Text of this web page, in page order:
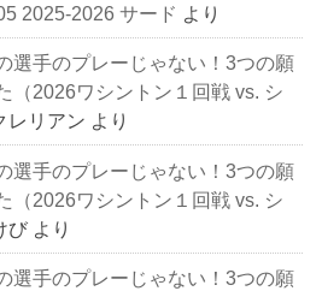
2025-2026 サード より
選手のプレーじゃない！3つの願
（2026ワシントン１回戦 vs. シ
レリアン より
選手のプレーじゃない！3つの願
（2026ワシントン１回戦 vs. シ
び より
選手のプレーじゃない！3つの願